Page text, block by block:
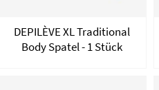
DEPILÈVE XL Traditional
Body Spatel - 1 Stück